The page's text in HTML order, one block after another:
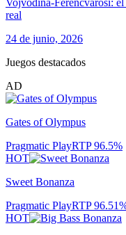
Vojvodina-Ferencvarosi:
real
24 de junio, 2026
Juegos destacados
AD
Gates of Olympus
Pragmatic PlayRTP96.5%
HOT
Sweet Bonanza
Pragmatic PlayRTP96.51
HOT